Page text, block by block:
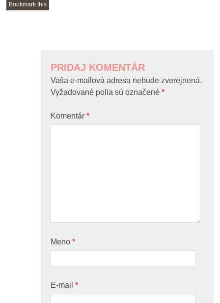
Bookmark this
PRIDAJ KOMENTÁR
Vaša e-mailová adresa nebude zverejnená.
Vyžadované polia sú označené*
Komentár*
Meno*
E-mail*